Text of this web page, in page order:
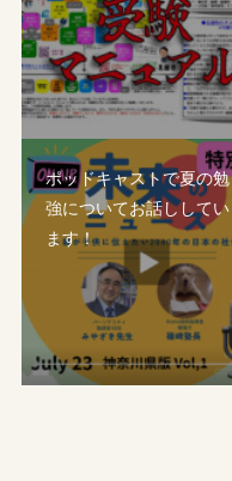
ポッドキャストで夏の勉
強についてお話ししてい
ます！